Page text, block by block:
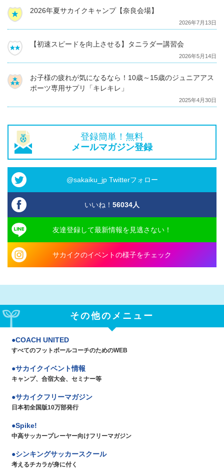
2026年夏サカイクキャンプ【奈良会場】
2026年7月13日
【初速スピードを向上させる】タニラダー講習会
2026年5月14日
お子様の疲れが気になるなら！10歳～15歳のジュニアアス
ポーツ専用サプリ「キレキレ」
2025年4月30日
登録簡単！無料
メールマガジン登録
@sakaiku_jp Twitterフォロー
いいね！ 56034人
友達登録して最新情報を見逃さない！
サカイクのイベントの様子をチェック
その他のメニュー
COACH UNITED
すべてのフットボールコーチのためのWEB
サカイクイベント情報
キャンプ、合宿大会、セミナー等
サカイクフリーマガジン
日本初全国版10万部発行
Spike!
中高サッカープレーヤー向けフリーマガジン
シンキングサッカースクール
考えるチカラが身に付く